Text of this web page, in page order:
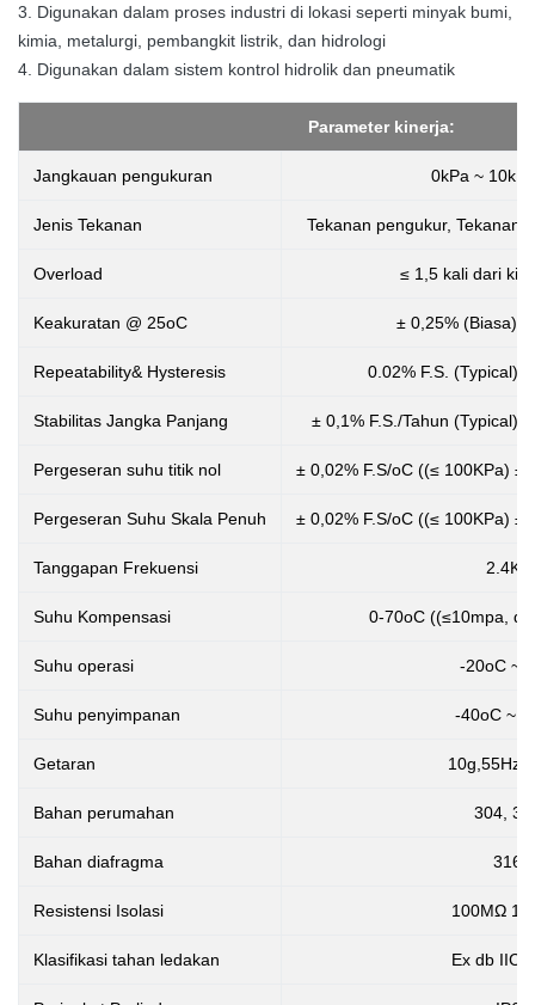
3. Digunakan dalam proses industri di lokasi seperti minyak bumi,
kimia, metalurgi, pembangkit listrik, dan hidrologi
4. Digunakan dalam sistem kontrol hidrolik dan pneumatik
Parameter kinerja:
Jangkauan pengukuran 0kPa ~
Jenis Tekanan Tekanan pengukur, Tekanan
Overload ≤ 1,5 kali dari
Keakuratan @ 25oC ± 0,25% (Biasa)
Repeatability& Hysteresis 0.02% F.S. (Typical)
Stabilitas Jangka Panjang ± 0,1% F.S./Tahun (Typical)
Pergeseran suhu titik nol ± 0,02% F.S/oC ((≤ 100KPa) ±
Pergeseran Suhu Skala Penuh ± 0,02% F.S/oC ((≤ 100KPa) ±
Tanggapan Frekuensi
Suhu Kompensasi 0-70oC ((≤10mpa,
Suhu operasi -20oC ~
Suhu penyimpanan -40oC ~
Getaran 10g,55Hz
Bahan perumahan 304,
Bahan diafragma 316L
Resistensi Isolasi 100MΩ
Klasifikasi tahan ledakan Ex db IIC